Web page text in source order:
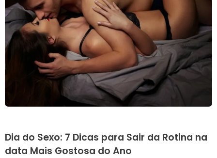
Dia do Sexo: 7 Dicas para Sair da Rotina na
data Mais Gostosa do Ano